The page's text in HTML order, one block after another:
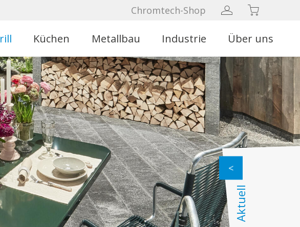
Chromtech-Shop
Küchen Metallbau Industrie Über uns
Aktuell